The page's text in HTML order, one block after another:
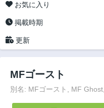
お気に入り
掲載時期
更新
MFゴースト
別名: MFゴースト, MF